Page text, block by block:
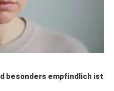
besonders empfindlich ist